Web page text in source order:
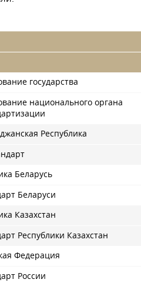
государства
национального органа
Республика
Беларусь
Беларуси
Казахстан
Республики Казахстан
Федерация
России